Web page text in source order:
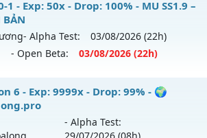
- Exp: 50x - Drop: 100% - MU SS1.9 –
BẢN
- Alpha Test: 03/08/2026 (22h)
- Open Beta: 03/08/2026 (22h)
–CHUẨN CÀY CẤY NGUYÊN BẢN
- Mở máy chủ Máy chủ Thiên Vương
6 - Exp: 9999x - Drop: 99% - 🌍
- Alpha Test: